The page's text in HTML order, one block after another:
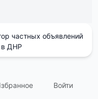
частных объявлений
в ДНР
Войти